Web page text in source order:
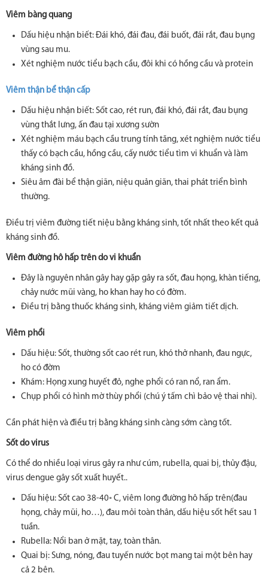
Viêm bàng quang
Dấu hiệu nhận biết: Đái khó, đái đau, đái buốt, đái rắt, đau bụng
vùng sau mu.
Xét nghiệm nước tiểu bạch cầu, đôi khi có hồng cầu và protein
Viêm thận bể thận cấp
Dấu hiệu nhận biết: Sốt cao, rét run, đái khó, đái rắt, đau bụng
vùng thắt lưng, ấn đau tại xương sườn
Xét nghiệm máu bạch cầu trung tính tăng, xét nghiệm nước tiểu
thấy có bạch cầu, hồng cầu, cấy nước tiểu tìm vi khuẩn và làm
kháng sinh đồ.
Siêu âm đài bể thận giãn, niệu quản giãn, thai phát triển bình
thường.
Điều trị viêm đường tiết niệu bằng kháng sinh, tốt nhất theo kết quả
kháng sinh đồ.
Viêm đường hô hấp trên do vi khuẩn
Đây là nguyên nhân gây hay gặp gây ra sốt, đau họng, khàn tiếng,
chảy nước mũi vàng, ho khan hay ho có đờm.
Điều trị bằng thuốc kháng sinh, kháng viêm giảm tiết dịch.
Viêm phổi
Dấu hiệu: Sốt, thường sốt cao rét run, khó thở nhanh, đau ngực,
ho có đờm
Khám: Họng xung huyết đỏ, nghe phổi có ran nổ, ran ẩm.
Chụp phổi có hình mờ thùy phổi (chú ý tấm chì bảo vệ thai nhi).
Cần phát hiện và điều trị bằng kháng sinh càng sớm càng tốt.
Sốt do virus
Có thể do nhiều loại virus gây ra như cúm, rubella, quai bị, thủy đậu,
virus dengue gây sốt xuất huyết..
Dấu hiệu: Sốt cao 38-40◦ C, viêm long đường hô hấp trên(đau
họng, chảy mũi, ho…), đau mỏi toàn thân, dấu hiệu sốt hết sau 1
tuần.
Rubella: Nổi ban ở mặt, tay, toàn thân.
Quai bị: Sưng, nóng, đau tuyến nước bọt mang tai một bên hay
cả 2 bên.